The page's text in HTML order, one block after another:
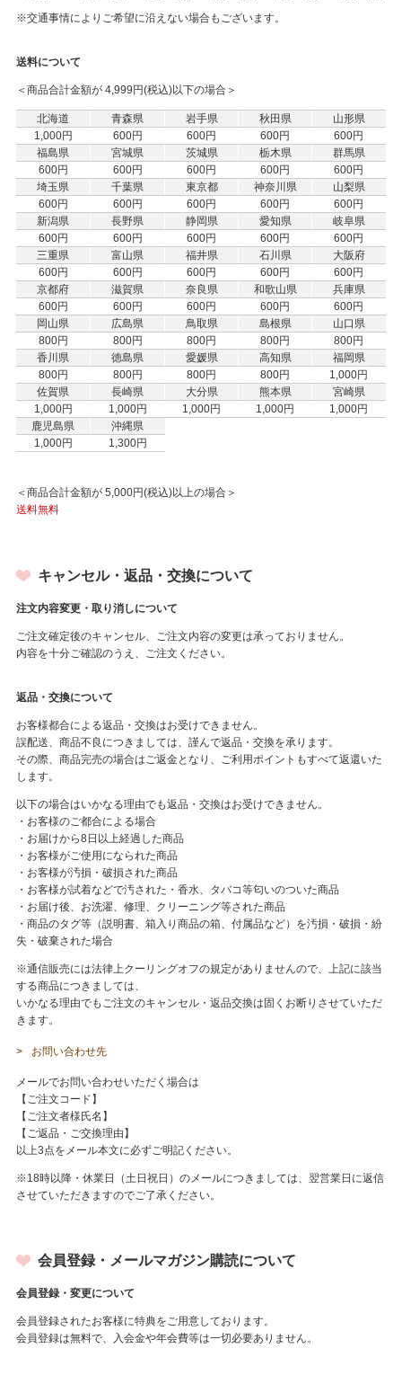
※交通事情によりご希望に沿えない場合もございます。
送料について
＜商品合計金額が 4,999円(税込)以下の場合＞
北海道 青森県 岩手県 秋田県
山形県
1,000円
600円 600円 600円
600円
福島県
宮城県 茨城県 栃木県
群馬県
600円
600円 600円 600円
600円
埼玉県
千葉県 東京都 神奈川県
山梨県
600円
600円 600円 600円
600円
新潟県
長野県 静岡県 愛知県
岐阜県
600円
600円 600円 600円
600円
三重県
富山県 福井県 石川県
大阪府
600円
600円 600円 600円
600円
京都府
滋賀県 奈良県 和歌山県
兵庫県
600円
600円 600円 600円
600円
岡山県
広島県 鳥取県 島根県
山口県
800円
800円 800円 800円
800円
香川県
徳島県 愛媛県 高知県
福岡県
800円
800円 800円 800円
1,000円
佐賀県
長崎県 大分県 熊本県
宮崎県
1,000円
1,000円 1,000円 1,000円
1,000円
鹿児島県
沖縄県
1,000円
1,300円
＜商品合計金額が 5,000円(税込)以上の場合＞
送料無料
キャンセル・返品・交換について
注文内容変更・取り消しについて
ご注文確定後のキャンセル、ご注文内容の変更は承っておりません。
内容を十分ご確認のうえ、ご注文ください。
返品・交換について
お客様都合による返品・交換はお受けできません。
誤配送、商品不良につきましては、謹んで返品・交換を承ります。
その際、商品完売の場合はご返金となり、ご利用ポイントもすべて返還いた
します。
以下の場合はいかなる理由でも返品・交換はお受けできません。
・お客様のご都合による場合
・お届けから8日以上経過した商品
・お客様がご使用になられた商品
・お客様が汚損・破損された商品
・お客様が試着などで汚された・香水、タバコ等匂いのついた商品
・お届け後、お洗濯、修理、クリーニング等された商品
・商品のタグ等（説明書、箱入り商品の箱、付属品など）を汚損・破損・紛
失・破棄された場合
※通信販売には法律上クーリングオフの規定がありませんので、上記に該当
する商品につきましては、
いかなる理由でもご注文のキャンセル・返品交換は固くお断りさせていただ
きます。
お問い合わせ先
メールでお問い合わせいただく場合は
【ご注文コード】
【ご注文者様氏名】
【ご返品・ご交換理由】
以上3点をメール本文に必ずご明記ください。
※18時以降・休業日（土日祝日）のメールにつきましては、翌営業日に返信
させていただきますのでご了承ください。
会員登録・メールマガジン購読について
会員登録・変更について
会員登録されたお客様に特典をご用意しております。
会員登録は無料で、入会金や年会費等は一切必要ありません。